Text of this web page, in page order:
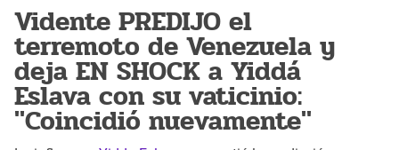
Vidente PREDIJO el
terremoto de Venezuela y
deja EN SHOCK a Yiddá
Eslava con su vaticinio:
"Coincidió nuevamente"